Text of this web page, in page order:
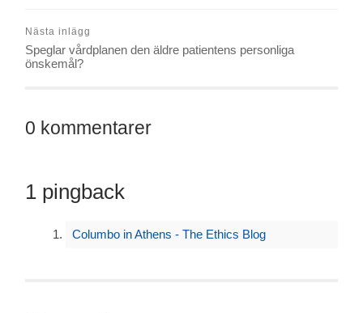
Nästa inlägg
Speglar vårdplanen den äldre patientens personliga
önskemål?
0 kommentarer
1 pingback
Columbo in Athens - The Ethics Blog